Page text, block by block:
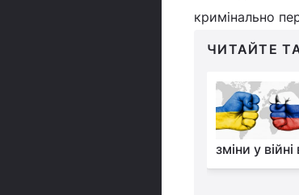
кримінально
ЧИТАЙТЕ
зміни у війні